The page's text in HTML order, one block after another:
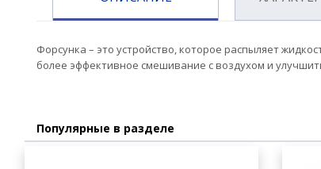
Форсунка – это устройство, которое распыляет
более эффективное смешивание с воздухом и
Популярные в разделе